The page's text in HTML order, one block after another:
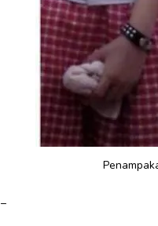
–